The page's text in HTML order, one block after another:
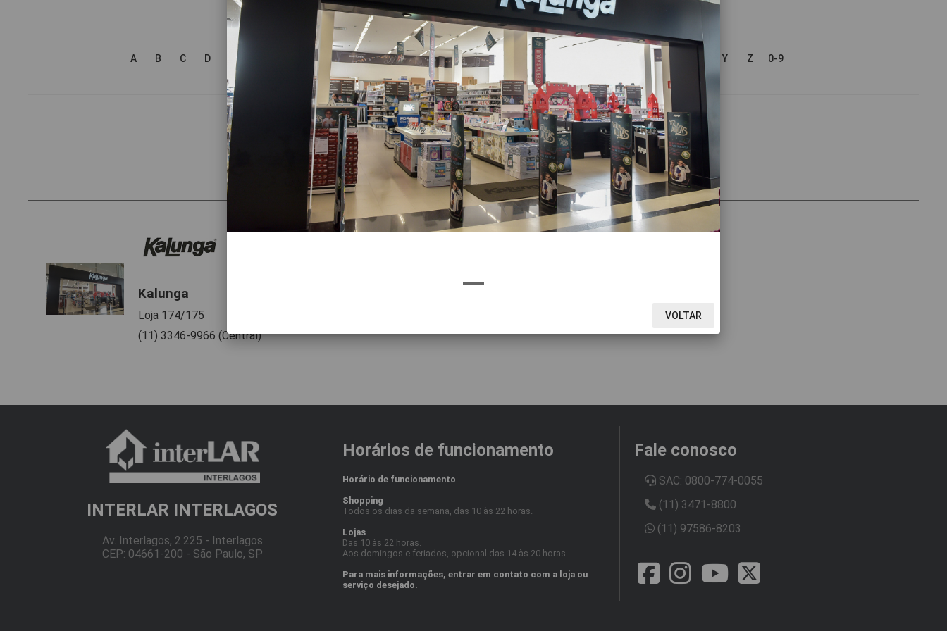
Ou encontre a loja pela letra inicial
A B C D J K L M N O V X Y Z 0-9
VEJA O QUE ENCONTRAMOS
1
LOJAS
0
VITRINE
Kalunga
Loja 174/175
(11) 3346-9966 (Central)
INTERLAR INTERLAGOS
Av. Interlagos, 2.225 - Interlagos
CEP: 04661-200 - São Paulo, SP
Horários de funcionamento
Horário de funcionamento
Shopping
Todos os dias da semana, das 10 às 22 horas.
Lojas
Das 10 às 22 horas.
Aos domingos e feriados, opcional das 14 às 20 horas.
Para mais informações, entrar em contato com a loja ou
serviço desejado.
Fale conosco
SAC: 0800-774-0055
(11) 3471-8800
(11) 97586-8203
VOLTAR